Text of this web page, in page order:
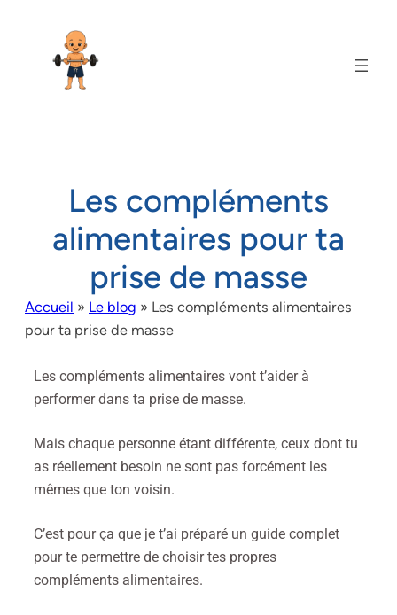
Les compléments
alimentaires pour ta
prise de masse
Accueil » Le blog » Les compléments alimentaires
pour ta prise de masse
Les compléments alimentaires vont t’aider à
performer dans ta prise de masse.
Mais chaque personne étant différente, ceux dont tu
as réellement besoin ne sont pas forcément les
mêmes que ton voisin.
C’est pour ça que je t’ai préparé un guide complet
pour te permettre de choisir tes propres
compléments alimentaires.